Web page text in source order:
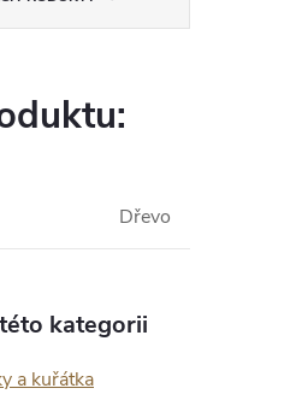
Dřevo
kategorii
a kuřátka